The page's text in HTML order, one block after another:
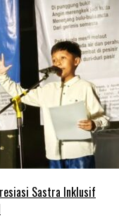
Sastra Inklusif